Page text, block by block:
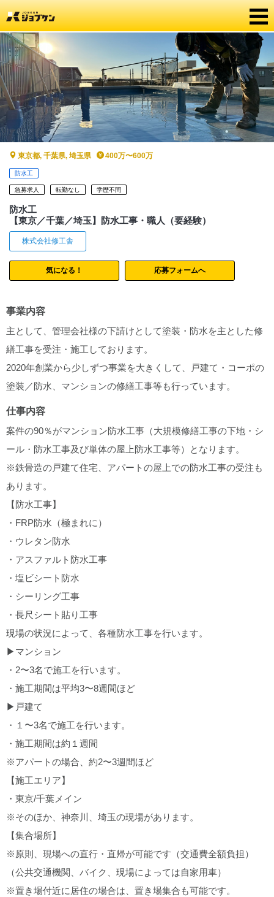
東京都, 千葉県, 埼玉県 400万〜600万
防水工
急募求人 転勤なし 学歴不問
防水工
【東京／千葉／埼玉】防水工事・職人（要経験）
株式会社修工舎
気になる！ 応募フォームへ
事業内容
主として、管理会社様の下請けとして塗装・防水を主とした修
繕工事を受注・施工しております。
2020年創業から少しずつ事業を大きくして、戸建て・コーポの
塗装／防水、マンションの修繕工事等も行っています。
仕事内容
案件の90％がマンション防水工事（大規模修繕工事の下地・シ
ール・防水工事及び単体の屋上防水工事等）となります。
※鉄骨造の戸建て住宅、アパートの屋上での防水工事の受注も
あります。
【防水工事】
・FRP防水（極まれに）
・ウレタン防水
・アスファルト防水工事
・塩ビシート防水
・シーリング工事
・長尺シート貼り工事
現場の状況によって、各種防水工事を行います。
▶︎マンション
・2〜3名で施工を行います。
・施工期間は平均3〜8週間ほど
▶︎戸建て
・１〜3名で施工を行います。
・施工期間は約１週間
※アパートの場合、約2〜3週間ほど
【施工エリア】
・東京/千葉メイン
※そのほか、神奈川、埼玉の現場があります。
【集合場所】
※原則、現場への直行・直帰が可能です（交通費全額負担）
（公共交通機関、バイク、現場によっては自家用車）
※置き場付近に居住の場合は、置き場集合も可能です。